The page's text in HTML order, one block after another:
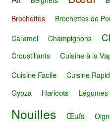
Brochettes
Brochettes de
Caramel
Champignons
Croustillants Cuisine à la
Cuisine Facile Cuisine
Gyoza
Haricots Légumes
Nouilles Œufs